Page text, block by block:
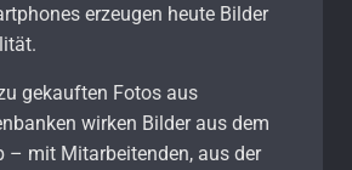
erzeugen heute Bilder
gekauften Fotos aus
wirken Bilder aus dem
– mit Mitarbeitenden, aus der